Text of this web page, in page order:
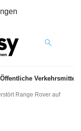
Öffentliche Verkehrsmittel
Range Rover auf